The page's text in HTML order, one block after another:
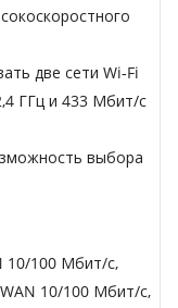
две сети Wi‑Fi
ГГц и 433 Мбит/с
выбора
10/100 Мбит/с,
10/100 Мбит/с,